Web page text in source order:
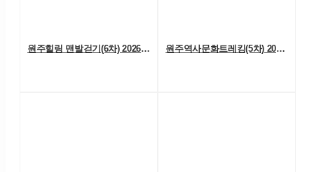
원주힐링 맨발걷기(6차) 2026. 08. 01. (토) 원주역사문화트레킹(5차) 2026. 07. 25.(토)